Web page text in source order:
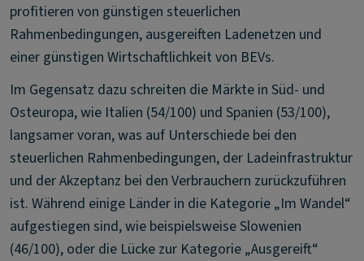
profitieren von günstigen steuerlichen
Rahmenbedingungen, ausgereiften Ladenetzen und
einer günstigen Wirtschaftlichkeit von BEVs.
Im Gegensatz dazu schreiten die Märkte in Süd- und
Osteuropa, wie Italien (54/100) und Spanien (53/100),
langsamer voran, was auf Unterschiede bei den
steuerlichen Rahmenbedingungen, der Ladeinfrastruktur
und der Akzeptanz bei den Verbrauchern zurückzuführen
ist. Während einige Länder in die Kategorie „Im Wandel“
aufgestiegen sind, wie beispielsweise Slowenien
(46/100), oder die Lücke zur Kategorie „Ausgereift“